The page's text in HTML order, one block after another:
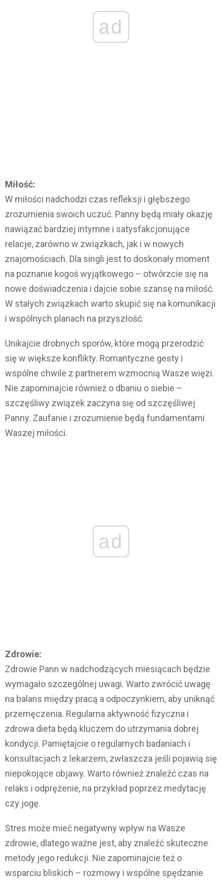
ad
Miłość:
W miłości nadchodzi czas refleksji i głębszego
zrozumienia swoich uczuć. Panny będą miały okazję
nawiązać bardziej intymne i satysfakcjonujące
relacje, zarówno w związkach, jak i w nowych
znajomościach. Dla singli jest to doskonały moment
na poznanie kogoś wyjątkowego – otwórzcie się na
nowe doświadczenia i dajcie sobie szansę na miłość.
W stałych związkach warto skupić się na komunikacji
i wspólnych planach na przyszłość.
Unikajcie drobnych sporów, które mogą przerodzić
się w większe konflikty. Romantyczne gesty i
wspólne chwile z partnerem wzmocnią Wasze więzi.
Nie zapominajcie również o dbaniu o siebie –
szczęśliwy związek zaczyna się od szczęśliwej
Panny. Zaufanie i zrozumienie będą fundamentami
Waszej miłości.
ad
Zdrowie:
Zdrowie Pann w nadchodzących miesiącach będzie
wymagało szczególnej uwagi. Warto zwrócić uwagę
na balans między pracą a odpoczynkiem, aby uniknąć
przemęczenia. Regularna aktywność fizyczna i
zdrowa dieta będą kluczem do utrzymania dobrej
kondycji. Pamiętajcie o regularnych badaniach i
konsultacjach z lekarzem, zwłaszcza jeśli pojawią się
niepokojące objawy. Warto również znaleźć czas na
relaks i odprężenie, na przykład poprzez medytację
czy jogę.
Stres może mieć negatywny wpływ na Wasze
zdrowie, dlatego ważne jest, aby znaleźć skuteczne
metody jego redukcji. Nie zapominajcie też o
wsparciu bliskich – rozmowy i wspólne spędzanie